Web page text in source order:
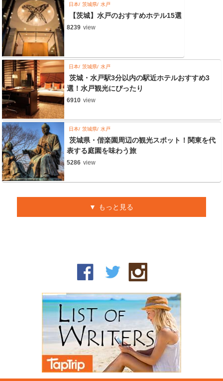
日本 茨城県 水戸
【茨城】水戸のおすすめホテル15選
8239 view
日本 茨城県 水戸
茨城・水戸駅3分以内の駅近ホテルおすすめ3
選！水戸観光にぴったり
6910 view
日本 茨城県 水戸
茨城県・偕楽園周辺の観光スポット！関東を代
表する庭園を味わう旅
5286 view
もっと見る